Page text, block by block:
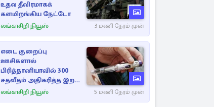
உதவ தீவிரமாகக்
களமிறங்கிய நேட்டோ
லங்காசிறி நியூஸ் 3 மணி நேரம் முன்
எடை குறைப்பு
ஊசிகளால்
பிரித்தானியாவில் 300
சதவீதம் அதிகரித்த இறப்பு
எண்ணிக்கை
லங்காசிறி நியூஸ் 5 மணி நேரம் முன்